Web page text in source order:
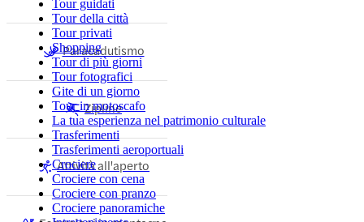
Tour guidati
Tour della città
Tour privati
Shopping
Tour di più giorni
Tour fotografici
Gite di un giorno
Tour in motoscafo
La tua esperienza nel patrimonio culturale
Trasferimenti
Trasferimenti aeroportuali
Crociere
Crociere con cena
Crociere con pranzo
Crociere panoramiche
Paracadutismo
Zipline
Attività all'aperto